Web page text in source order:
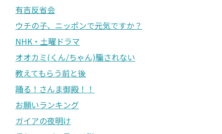
有吉反省会
ウチの子、ニッポンで元気ですか？
NHK・土曜ドラマ
オオカミ(くん/ちゃん)騙されない
教えてもらう前と後
踊る！さんま御殿！！
お願いランキング
ガイアの夜明け